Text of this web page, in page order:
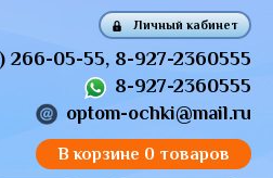
Личный кабинет
266-05-55, 8-927-2360555
8-927-2360555
optom-ochki@mail.ru
В корзине 0 товаров